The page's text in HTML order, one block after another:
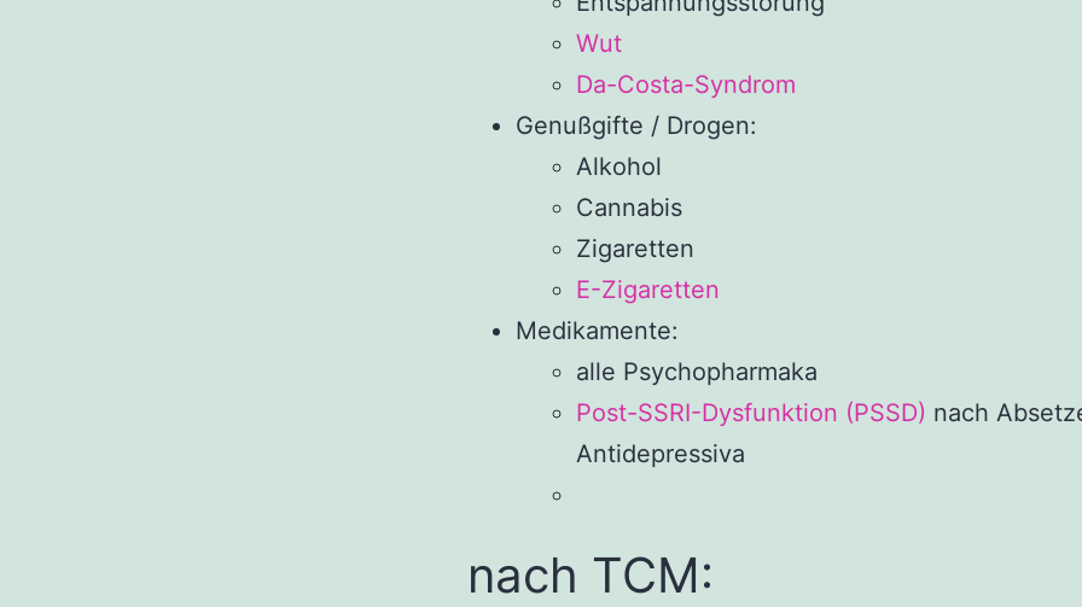
Wut
Da-Costa-Syndrom
Genußgifte / Drogen:
Alkohol
Cannabis
Zigaretten
E-Zigaretten
Medikamente:
alle Psychopharmaka
Post-SSRI-Dysfunktion (PSSD) nach
Antidepressiva
nach TCM: